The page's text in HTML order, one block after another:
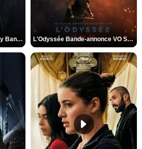
Spider-Man: Brand New Day Bande-annonce VO STFR L'Odyssée Bande-annonce VO STFR